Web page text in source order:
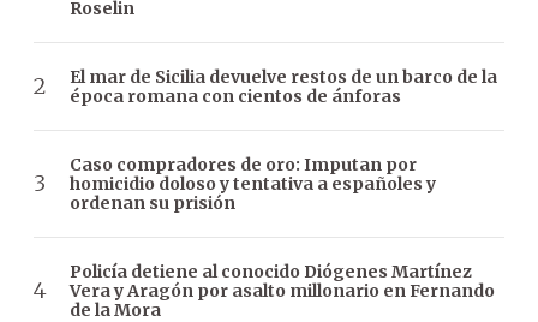
Roselin
El mar de Sicilia devuelve restos de un barco de la
época romana con cientos de ánforas
Caso compradores de oro: Imputan por
homicidio doloso y tentativa a españoles y
ordenan su prisión
Policía detiene al conocido Diógenes Martínez
Vera y Aragón por asalto millonario en Fernando
de la Mora